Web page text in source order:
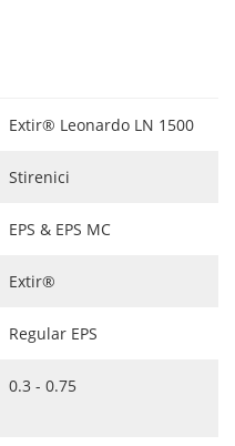
Extir® Leonardo LN 1500
Stirenici
EPS & EPS MC
Extir®
Regular EPS
0.3 - 0.75